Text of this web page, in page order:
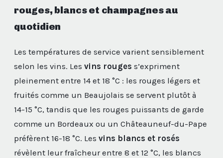
rouges, blancs et champagnes au
quotidien
Les températures de service varient sensiblement
selon les vins. Les vins rouges s’expriment
pleinement entre 14 et 18 °C : les rouges légers et
fruités comme un Beaujolais se servent plutôt à
14-15 °C, tandis que les rouges puissants de garde
comme un Bordeaux ou un Châteauneuf-du-Pape
préfèrent 16-18 °C. Les vins blancs et rosés
révèlent leur fraîcheur entre 8 et 12 °C, les blancs